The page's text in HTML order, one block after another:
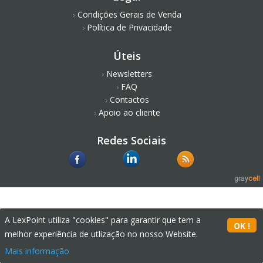
Condições Gerais de Venda
Política de Privacidade
Úteis
Newsletters
FAQ
Contactos
Apoio ao cliente
Redes Sociais
A LexPoint utiliza "cookies" para garantir que tem a
melhor experiência de utlização no nosso Website.
Mais informação